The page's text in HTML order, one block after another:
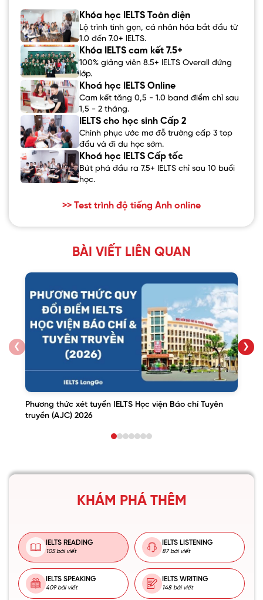
Khóa học IELTS Toàn diện
Lộ trình tinh gọn, cá nhân hóa bắt đầu từ
1.0 đến 7.0+ IELTS.
Khóa IELTS cam kết 7.5+
100% giảng viên 8.5+ IELTS Overall đứng
lớp.
Khoá học IELTS Online
Cam kết tăng 0,5 - 1.0 band điểm chỉ sau
1,5 - 2 tháng.
IELTS cho học sinh Cấp 2
Chinh phục ước mơ đỗ trường cấp 3 top
đầu và đi du học sớm.
Khoá học IELTS Cấp tốc
Bứt phá đầu ra 7.5+ IELTS chỉ sau 10 buổi
học.
>> Test trình độ tiếng Anh online
BÀI VIẾT LIÊN QUAN
❮
Phương thức xét tuyển IELTS Học viện Báo chí Tuyên
truyền (AJC) 2026
❯
KHÁM PHÁ THÊM
IELTS READING
105 bài viết
IELTS LISTENING
87 bài viết
IELTS SPEAKING
409 bài viết
IELTS WRITING
148 bài viết